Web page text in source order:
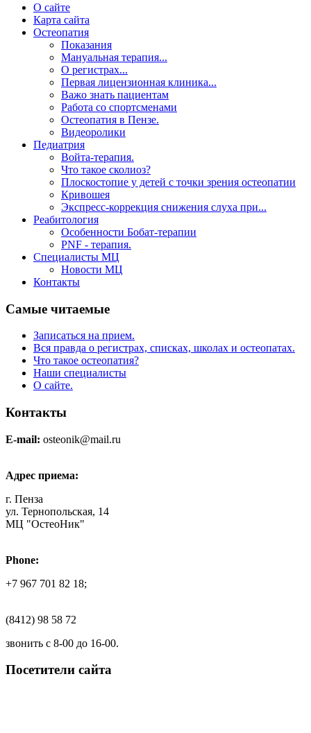
О сайте
Карта сайта
Остеопатия
Показания
Мануальная терапия...
О регистрах...
Первая лицензионная клиника...
Важо знать пациентам
Работа со спортсменами
Остеопатия в Пензе.
Видеоролики
Педиатрия
Войта-терапия.
Что такое сколиоз?
Плоскостопие у детей с точки зрения остеопатии
Кривошея
Экспресс-коррекция снижения слуха при...
Реабитология
Особенности Бобат-терапии
PNF - терапия.
Специалисты МЦ
Новости МЦ
Контакты
Самые читаемые
Записаться на прием.
Вся правда о регистрах, списках, школах и остеопатах.
Что такое остеопатия?
Наши специалисты
О сайте.
Контакты
E-mail: osteonik@mail.ru
Адрес приема:
г. Пенза
ул. Тернопольская, 14
МЦ "ОстеоНик"
Phone:
+7 967 701 82 18;
(8412) 98 58 72
звонить с 8-00 до 16-00.
Посетители сайта